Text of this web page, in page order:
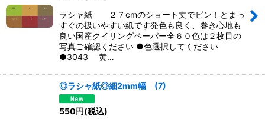
ラシャ紙 ２７cmのショート丈でピン！とまっ
すぐの扱いやすい紙です発色も良く、巻き心地も
良い国産クイリングペーパー全６０色は２枚目の
写真ご確認ください ●色選択してください
●3043 黄…
◎ラシャ紙◎細2mm幅 (7)
550円(税込)